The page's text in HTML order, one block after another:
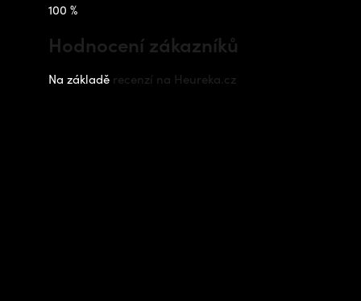
100 %
Hodnocení zákazníků
Na základě recenzí na Heureka.cz